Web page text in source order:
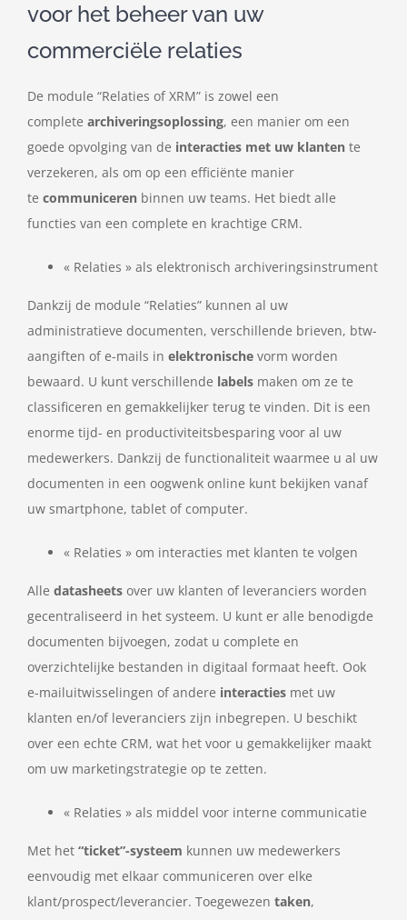
voor het beheer van uw
commerciële relaties
De module “Relaties of XRM” is zowel een
complete archiveringsoplossing, een manier om een
goede opvolging van de interacties met uw klanten te
verzekeren, als om op een efficiënte manier
te communiceren binnen uw teams. Het biedt alle
functies van een complete en krachtige CRM.
« Relaties » als elektronisch archiveringsinstrument
Dankzij de module “Relaties” kunnen al uw
administratieve documenten, verschillende brieven, btw-
aangiften of e-mails in elektronische vorm worden
bewaard. U kunt verschillende labels maken om ze te
classificeren en gemakkelijker terug te vinden. Dit is een
enorme tijd- en productiviteitsbesparing voor al uw
medewerkers. Dankzij de functionaliteit waarmee u al uw
documenten in een oogwenk online kunt bekijken vanaf
uw smartphone, tablet of computer.
« Relaties » om interacties met klanten te volgen
Alle datasheets over uw klanten of leveranciers worden
gecentraliseerd in het systeem. U kunt er alle benodigde
documenten bijvoegen, zodat u complete en
overzichtelijke bestanden in digitaal formaat heeft. Ook
e-mailuitwisselingen of andere interacties met uw
klanten en/of leveranciers zijn inbegrepen. U beschikt
over een echte CRM, wat het voor u gemakkelijker maakt
om uw marketingstrategie op te zetten.
« Relaties » als middel voor interne communicatie
Met het “ticket”-systeem kunnen uw medewerkers
eenvoudig met elkaar communiceren over elke
klant/prospect/leverancier. Toegewezen taken,